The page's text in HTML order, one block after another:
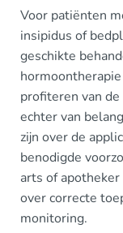
Voor patiënten
insipidus of
geschikte
profiteren van
echter van
zijn over de
benodigde
arts of
over correcte
monitoring.